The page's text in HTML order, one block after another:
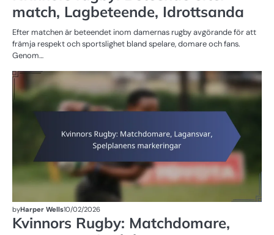
match, Lagbeteende, Idrottsanda
Efter matchen är beteendet inom damernas rugby avgörande för att
främja respekt och sportslighet bland spelare, domare och fans.
Genom…
byHarper Wells10/02/2026
Kvinnors Rugby: Matchdomare,